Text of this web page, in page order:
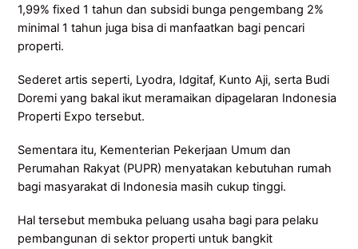
1,99% fixed 1 tahun dan subsidi bunga pengembang 2%
minimal 1 tahun juga bisa di manfaatkan bagi pencari
properti.
Sederet artis seperti, Lyodra, Idgitaf, Kunto Aji, serta Budi
Doremi yang bakal ikut meramaikan dipagelaran Indonesia
Properti Expo tersebut.
Sementara itu, Kementerian Pekerjaan Umum dan
Perumahan Rakyat (PUPR) menyatakan kebutuhan rumah
bagi masyarakat di Indonesia masih cukup tinggi.
Hal tersebut membuka peluang usaha bagi para pelaku
pembangunan di sektor properti untuk bangkit